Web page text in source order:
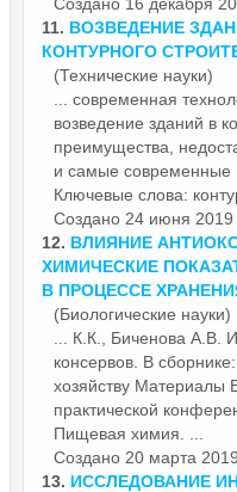
11. ВОЗВЕДЕНИЕ
КОНТУРНОГО
(Технические науки)
... современная
возведение зданий в
преимущества,
и самые современные
Ключевые слова:
Создано 24 июня 2019
12. ВЛИЯНИЕ
ХИМИЧЕСКИЕ
В ПРОЦЕССЕ
(Биологические науки)
... К.К., Биченова А.В.
консервов. В
хозяйству Материалы
практической
Пищевая химия. ...
Создано 20 марта 2019
13. ИССЛЕДОВАНИЕ